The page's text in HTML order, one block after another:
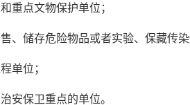
重点文物保护单位；
、储存危险物品或者实验、保藏传染
单位；
安保卫重点的单位。